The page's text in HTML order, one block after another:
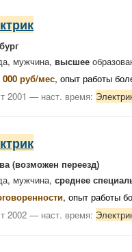
мужчина, высшее
000 руб/мес, опыт работы
2001 — наст. время:
(возможен переезд)
мужчина, среднее
, опыт работы
2002 — наст. время: